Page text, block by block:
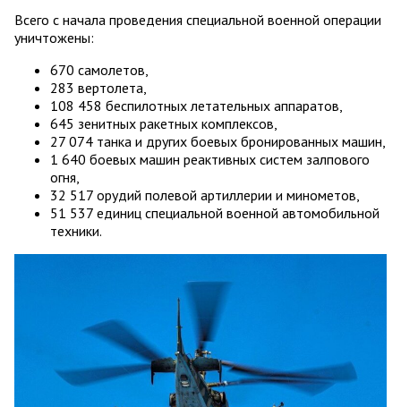
Всего с начала проведения специальной военной операции
уничтожены:
670 самолетов,
283 вертолета,
108 458 беспилотных летательных аппаратов,
645 зенитных ракетных комплексов,
27 074 танка и других боевых бронированных машин,
1 640 боевых машин реактивных систем залпового
огня,
32 517 орудий полевой артиллерии и минометов,
51 537 единиц специальной военной автомобильной
техники.